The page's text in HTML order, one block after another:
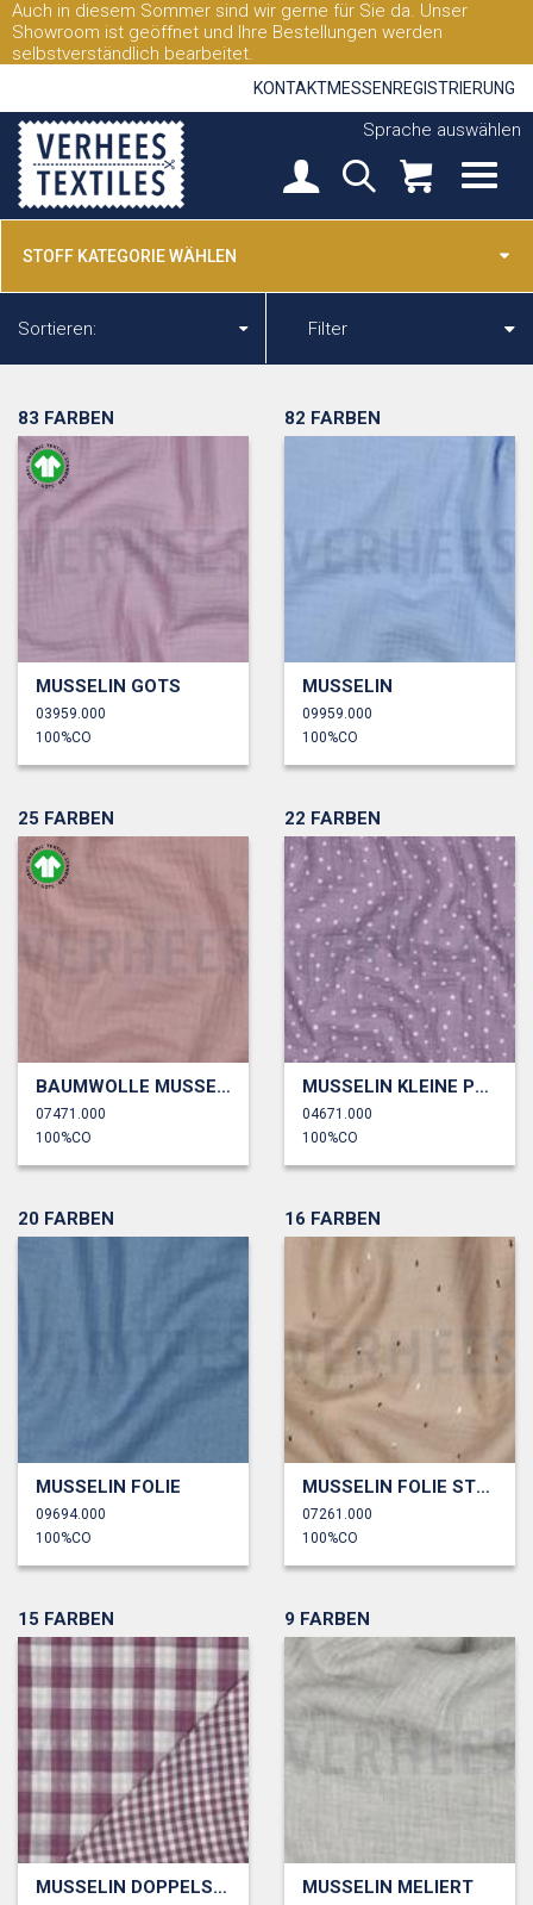
Auch in diesem Sommer sind wir gerne für Sie da. Unser
Showroom ist geöffnet und Ihre Bestellungen werden
selbstverständlich bearbeitet.
KONTAKTMESSEN REGISTRIERUNG
Sprache auswählen
STOFF KATEGORIE WÄHLEN
Sortieren: Filter
83 FARBEN
MUSSELIN GOTS
03959.000
100%CO
82 FARBEN
MUSSELIN
09959.000
100%CO
25 FARBEN
BAUMWOLLE MUSSELIN DREILAGIG GOTS
07471.000
100%CO
22 FARBEN
MUSSELIN KLEINE PUNKTE
04671.000
100%CO
20 FARBEN
MUSSELIN FOLIE
09694.000
100%CO
16 FARBEN
MUSSELIN FOLIE STREIFEN
07261.000
100%CO
15 FARBEN
MUSSELIN DOPPELSEITIG KAROS
9 FARBEN
MUSSELIN MELIERT